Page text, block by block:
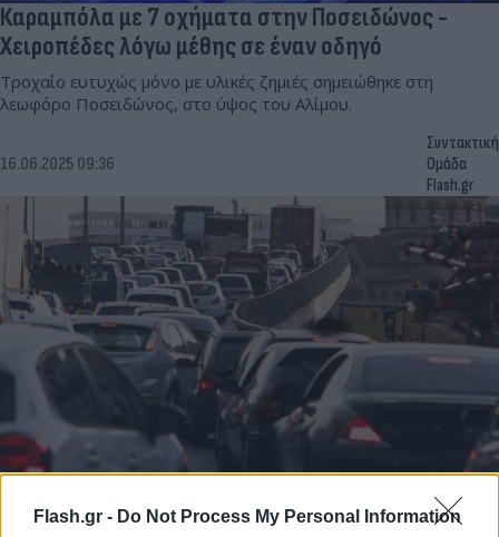
Flash.gr - Do Not Process My Personal Information
Καραμπόλα με 7 οχήματα στην Ποσειδώνος -
Χειροπέδες λόγω μέθης σε έναν οδηγό
Τροχαίο ευτυχώς μόνο με υλικές ζημιές σημειώθηκε στη
λεωφόρο Ποσειδώνος, στο ύψος του Αλίμου.
16.06.2025 09:36
Συντακτική
Ομάδα
Flash.gr
Κηφισίας, Μεσογείων, Αττική Οδό